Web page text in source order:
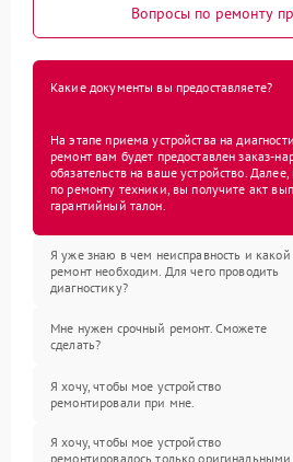
Вопросы по ремонту
Какие документы вы предоставляете?
На этапе приема устройства на
ремонт вам будет предоставлен заказ-
обязательств на ваше устройство.
по ремонту техники, вы получите акт
гарантийный талон.
Я уже знаю в чем неисправность и какой
ремонт необходим. Для чего проводить
диагностику?
Мне нужен срочный ремонт. Сможете
сделать?
Я хочу, чтобы мое устройство
ремонтировали при мне.
Я хочу, чтобы мое устройство
ремонтировалось только оригинальными